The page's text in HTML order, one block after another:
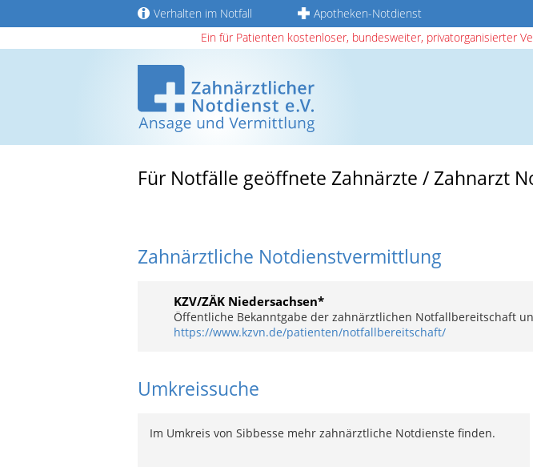
Verhalten im Notfall Apotheken-Notdienst
Ein für Patienten kostenloser, bundesweiter, privatorganisierter
Für Notfälle geöffnete Zahnärzte / Zahnarzt
Zahnärztliche Notdienstvermittlung
KZV/ZÄK Niedersachsen*
Öffentliche Bekanntgabe der zahnärztlichen Notfallbereitschaft
https://www.kzvn.de/patienten/notfallbereitschaft/
Umkreissuche
Im Umkreis von Sibbesse mehr zahnärztliche Notdienste finden.